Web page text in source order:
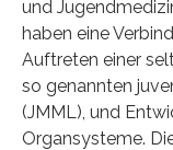
und
haben eine
Auftreten einer
so genannten
(JMML), und
Organsysteme.